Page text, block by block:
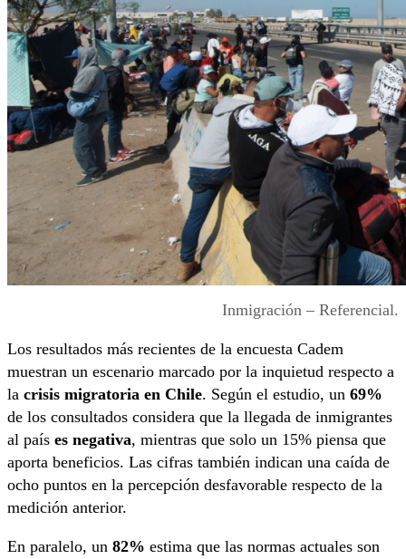
Inmigración – Referencial.
Los resultados más recientes de la encuesta Cadem
muestran un escenario marcado por la inquietud respecto a
la crisis migratoria en Chile. Según el estudio, un 69%
de los consultados considera que la llegada de inmigrantes
al país es negativa, mientras que solo un 15% piensa que
aporta beneficios. Las cifras también indican una caída de
ocho puntos en la percepción desfavorable respecto de la
medición anterior.
En paralelo, un 82% estima que las normas actuales son